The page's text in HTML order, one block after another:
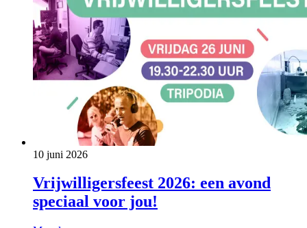
10 juni 2026
Vrijwilligersfeest 2026: een avond
speciaal voor jou!